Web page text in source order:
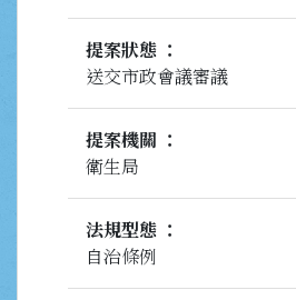
提案狀態
送交市政會議審議
提案機關
衛生局
法規型態
自治條例